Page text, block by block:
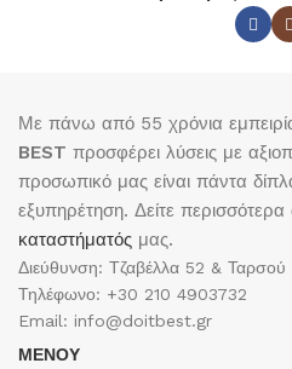
Με πάνω από 55 χρόνια
BEST προσφέρει λύσεις με
προσωπικό μας είναι πάντα
εξυπηρέτηση. Δείτε περισσότερα
καταστήματός μας.
Διεύθυνση: Τζαβέλλα 52 & Ταρσού
Τηλέφωνο: +30 210 4903732
Email: info@doitbest.gr
ΜΕΝΟΥ